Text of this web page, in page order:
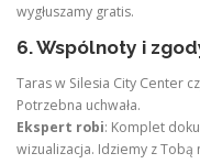
wygłuszamy gratis.
6. Wspólnoty i
Taras w Silesia City Center
Potrzebna uchwała.
Ekspert robi: Komplet
wizualizacja. Idziemy z